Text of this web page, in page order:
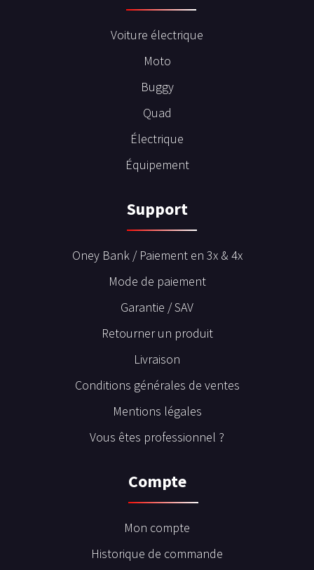
Voiture électrique
Moto
Buggy
Quad
Électrique
Équipement
Support
Oney Bank / Paiement en 3x & 4x
Mode de paiement
Garantie / SAV
Retourner un produit
Livraison
Conditions générales de ventes
Mentions légales
Vous êtes professionnel ?
Compte
Mon compte
Historique de commande